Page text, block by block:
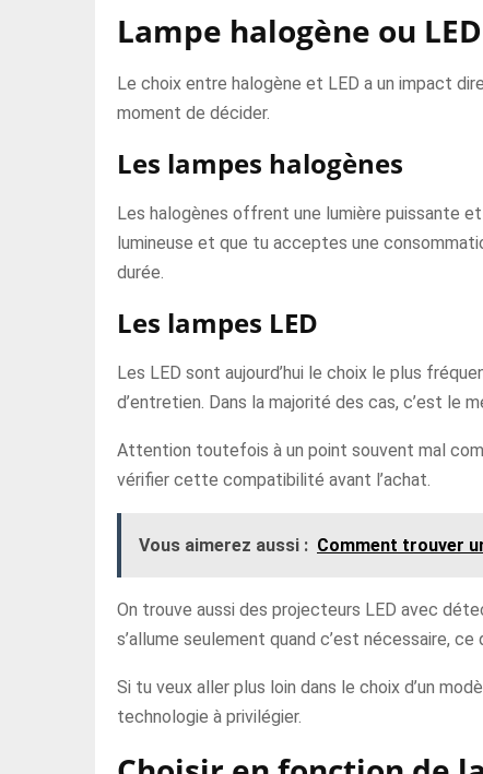
Lampe halogène ou LED
Le choix entre halogène et LED a un impact
moment de décider.
Les lampes halogènes
Les halogènes offrent une lumière puissante
lumineuse et que tu acceptes une
durée.
Les lampes LED
Les LED sont aujourd’hui le choix le plus
d’entretien. Dans la majorité des cas, c’est le
Attention toutefois à un point souvent mal
vérifier cette compatibilité avant l’achat.
Vous aimerez aussi : Comment trouver
On trouve aussi des projecteurs LED avec
s’allume seulement quand c’est nécessaire,
Si tu veux aller plus loin dans le choix d’un
technologie à privilégier.